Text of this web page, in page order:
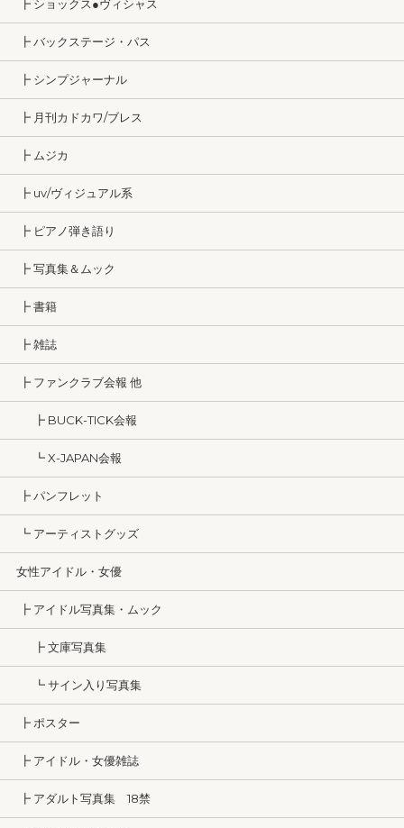
┣ ショックス●ヴィシャス
┣ バックステージ・パス
┣ シンプジャーナル
┣ 月刊カドカワ/ブレス
┣ ムジカ
┣ uv/ヴィジュアル系
┣ ピアノ弾き語り
┣ 写真集＆ムック
┣ 書籍
┣ 雑誌
┣ ファンクラブ会報 他
┣ BUCK-TICK会報
┗ X-JAPAN会報
┣ パンフレット
┗ アーティストグッズ
女性アイドル・女優
┣ アイドル写真集・ムック
┣ 文庫写真集
┗ サイン入り写真集
┣ ポスター
┣ アイドル・女優雑誌
┣ アダルト写真集 18禁